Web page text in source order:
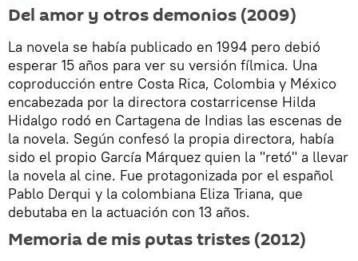
Del amor y otros demonios (2009)
La novela se había publicado en 1994 pero debió
esperar 15 años para ver su versión fílmica. Una
coproducción entre Costa Rica, Colombia y México
encabezada por la directora costarricense Hilda
Hidalgo rodó en Cartagena de Indias las escenas de
la novela. Según confesó la propia directora, había
sido el propio García Márquez quien la "retó" a llevar
la novela al cine. Fue protagonizada por el español
Pablo Derqui y la colombiana Eliza Triana, que
debutaba en la actuación con 13 años.
Memoria de mis putas tristes (2012)